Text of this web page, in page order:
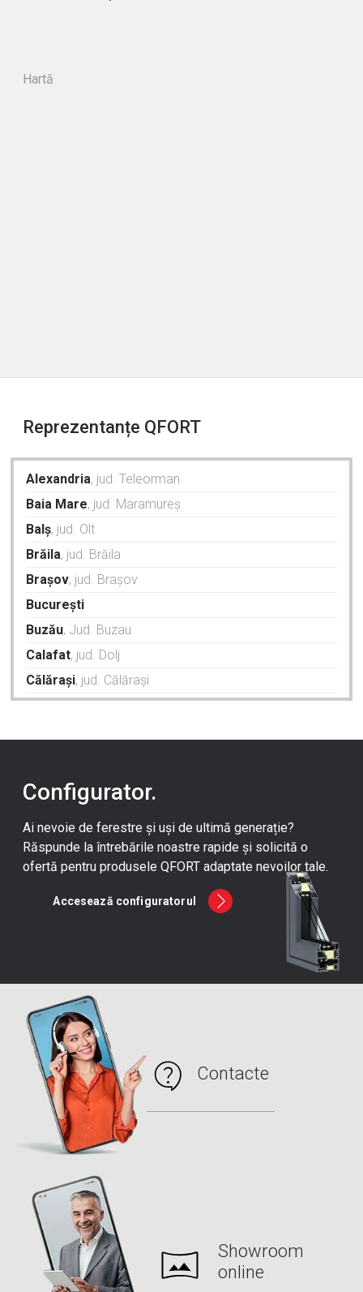
Hartă
Reprezentanțe QFORT
Alexandria, jud. Teleorman
Baia Mare, jud. Maramureș
Balș, jud. Olt
Brăila, jud. Brăila
Brașov, jud. Brașov
București
Buzău, Jud. Buzau
Calafat, jud. Dolj
Călărași, jud. Călărași
Caracal, jud. Olt
Corabia, jud. Olt
, jud. Dolj
Drăgășani, jud. Vâlcea
Drobeta Turnu-Severin, jud. Mehedinți
, jud. Iași
Oradea, jud. Bihor
Pielești, județul Dolj
Pitești, jud. Argeș
Ploiești, jud. Prahova
Râmnicu Vâlcea, jud. Vâlcea
Reșița, jud. Caraș Severin
Roșiorii de Vede, jud. Teleorman
Sfântu Gheorghe
Sibiu, Jud. Sibiu
Slatina
, jud. Olt
Slobozia, jud. Ialomița
Suceava, jud. Suceava
Târgoviște, jud. Dâmbovița
Configurator.
Ai nevoie de ferestre și uși de ultimă generație?
Răspunde la întrebările noastre rapide și solicită o
ofertă pentru produsele QFORT adaptate nevoilor tale.
Accesează configuratorul
Contacte
Showroom
online